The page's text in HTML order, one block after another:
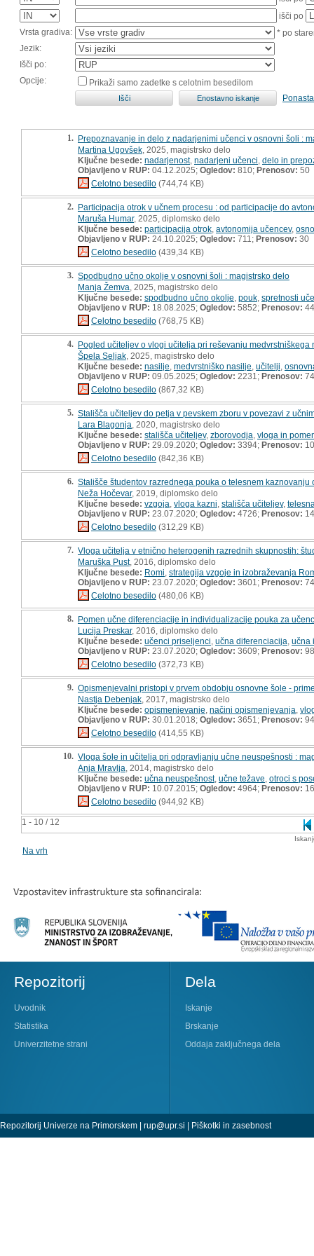
išči po
Vrsta gradiva:
* po
Jezik:
Išči po:
Opcije:
Prikaži samo zadetke s celotnim besedilom
1 - 10 / 12
1. Prepoznavanje in delo z nadarjenimi učenci v osnovni šoli :
Martina Ugovšek , 2025, magistrsko delo
Ključne besede: nadarjenost, nadarjeni učenci delo in
Objavljeno v RUP: 04.12.2025; Ogledov: 810; Prenosov: 50
Celotno besedilo (744,74 KB)
2. Participacija otrok v učnem procesu : od participacije do
Maruša Humar, 2025, diplomsko delo
Ključne besede: participacija otrok avtonomija učencev,
Objavljeno v RUP: 24.10.2025; Ogledov: 711; Prenosov: 30
Celotno besedilo (439,34 KB)
3. Spodbudno učno okolje v osnovni šoli : magistrsko delo
Manja Žemva , 2025, magistrsko delo
Ključne besede: spodbudno učno okolje pouk spretnosti
Objavljeno v RUP: 18.08.2025; Ogledov: 5852; Prenosov: 44
Celotno besedilo (768,75 KB)
4. Pogled učiteljev o vlogi učitelja pri reševanju
Špela Seljak , 2025, magistrsko delo
Ključne besede: nasilje medvrstniško nasilje učitelji
Objavljeno v RUP: 09.05.2025; Ogledov: 2231; Prenosov: 74
Celotno besedilo (867,32 KB)
5. Stališča učiteljev do petja v pevskem zboru v povezavi z
Lara Blagonja , 2020, magistrsko delo
Ključne besede: stališča učiteljev, zborovodja vloga in
Objavljeno v RUP: 29.09.2020; Ogledov: 3394; Prenosov:
Celotno besedilo (842,36 KB)
6. Stališče študentov razrednega pouka o telesnem kaznovanju
Neža Hočevar, 2019, diplomsko delo
Ključne besede: vzgoja vloga kazni stališča učiteljev,
Objavljeno v RUP: 23.07.2020; Ogledov: 4726; Prenosov:
Celotno besedilo (312,29 KB)
7. Vloga učitelja v etnično heterogenih razrednih skupnostih:
Maruška Pust, 2016, diplomsko delo
Ključne besede: Romi strategija vzgoje in izobraževanja
Objavljeno v RUP: 23.07.2020; Ogledov: 3601; Prenosov: 74
Celotno besedilo (480,06 KB)
8. Pomen učne diferenciacije in individualizacije pouka za
Lucija Preskar, 2016, diplomsko delo
Ključne besede: učenci priseljenci učna diferenciacija učna
Objavljeno v RUP: 23.07.2020; Ogledov: 3609; Prenosov: 98
Celotno besedilo (372,73 KB)
9. Opismenjevalni pristopi v prvem obdobju osnovne šole -
Nastja Debenjak , 2017, magistrsko delo
Ključne besede: opismenjevanje načini opismenjevanja
Objavljeno v RUP: 30.01.2018; Ogledov: 3651; Prenosov: 94
Celotno besedilo (414,55 KB)
10. Vloga šole in učitelja pri odpravljanju učne neuspešnosti :
Anja Mravlja , 2014, magistrsko delo
Ključne besede: učna neuspešnost, učne težave otroci s
Objavljeno v RUP: 10.07.2015; Ogledov: 4964; Prenosov:
Celotno besedilo (944,92 KB)
Na vrh
Repozitorij
Uvodnik
Statistika
Univerzitetne strani
Dela
Iskanje
Brskanje
Oddaja zaključnega dela
Repozitorij Univerze na Primorskem | rup@upr.si | Piškotki in zasebnost